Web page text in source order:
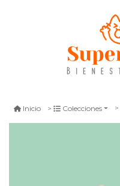
Inicio Colecciones